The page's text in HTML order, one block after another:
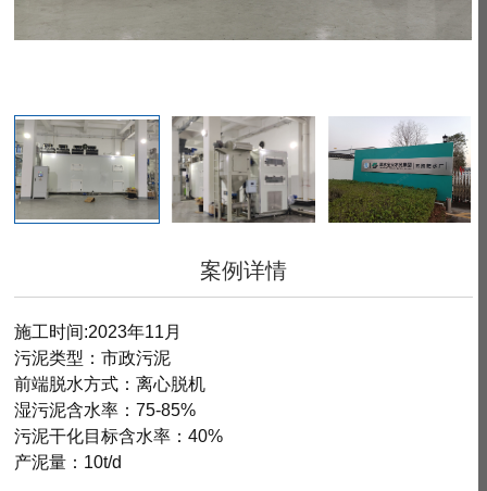
案例详情
施工时间:2023年11月
污泥类型：市政污泥
前端脱水方式：离心脱机
湿污泥含水率：75-85%
污泥干化目标含水率：40%
产泥量：10t/d